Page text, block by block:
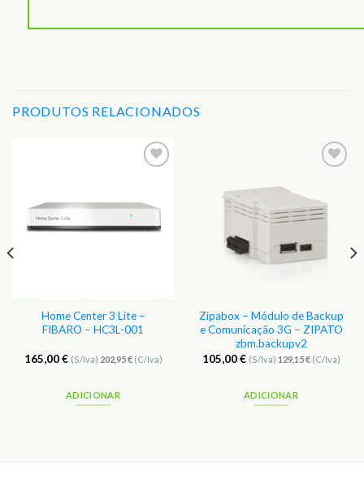
PRODUTOS RELACIONADOS
Favoritos
Home Center 3 Lite –
FIBARO – HC3L-001
165,00€ (S/Iva) 202,95€(C/Iva)
ADICIONAR
Favoritos
Zipabox – Módulo de Backup
e Comunicação 3G – ZIPATO
zbm.backupv2
105,00€ (S/Iva) 129,15€(C/Iva)
ADICIONAR